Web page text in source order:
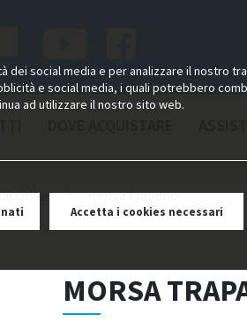
social media e per analizzare il nostro
e social media, i quali potrebbero
ad utilizzare il nostro sito web.
Accetta i cookies necessari
morsa trapano
MORSA